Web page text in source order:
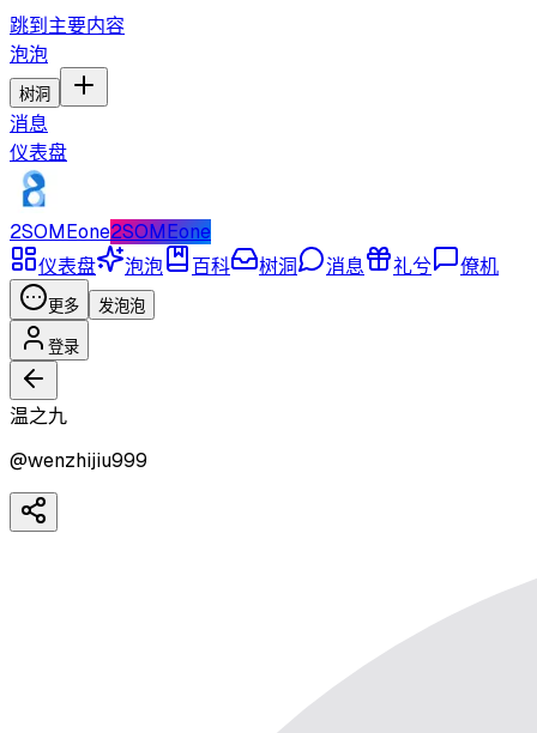
跳到主要内容
泡泡
树洞
消息
仪表盘
2SOMEone2SOMEone
仪表盘
泡泡 百科 树洞 消息 礼兮 僚机
更多 发泡泡
登录
温之九
@wenzhijiu999